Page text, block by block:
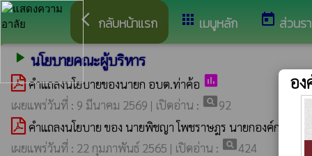
arrow_back_ios กลับหน้าแรก apps เมนูหลัก today ส่วนร
play_arrow นโยบายคณะผู้บริหาร
คำแถลงนโยบายของนายก อบต.ท่าค้อ poll
เผยแพร่วันที่ : 9 มีนาคม 2569 | เปิดอ่าน : pageview92
คำแถลงนโยบาย ของ นายพิชญา โพชราษฎร นายกองค์การบ
เผยแพร่วันที่ : 22 กุมภาพันธ์ 2565 | เปิดอ่าน : pageview424
อ